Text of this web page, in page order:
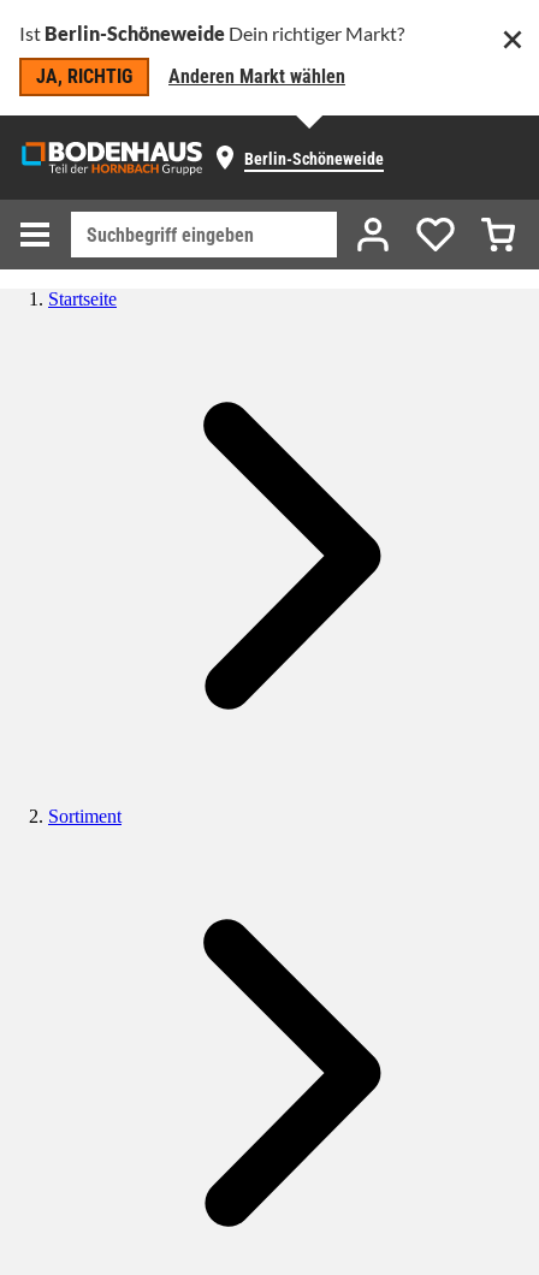
Ist Berlin-Schöneweide Dein richtiger Markt?
JA, RICHTIG
Anderen Markt wählen
Berlin-Schöneweide
Startseite
Sortiment